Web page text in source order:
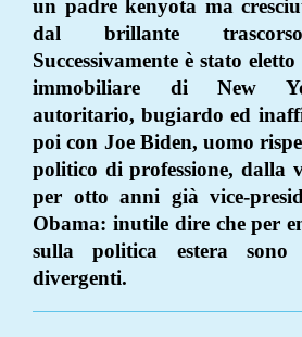
un padre kenyota ma
dal brillante trascorso
Successivamente è stato
immobiliare di New
autoritario, bugiardo ed
poi con Joe Biden, uomo
politico di professione, dalla
per otto anni già vice-
Obama: inutile dire che per
sulla politica estera
divergenti.